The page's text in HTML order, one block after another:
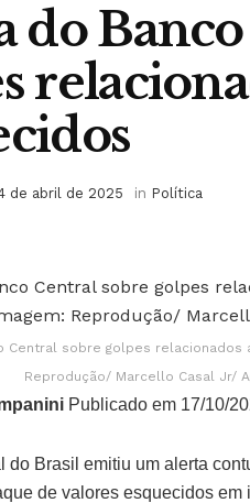
do
de abril de 2025 in Política
Central sobre golpes relacionados
Reprodução/ Marcello Casal Jr/
Publicado em 17/10/
do Brasil emitiu um alerta
de valores esquecidos